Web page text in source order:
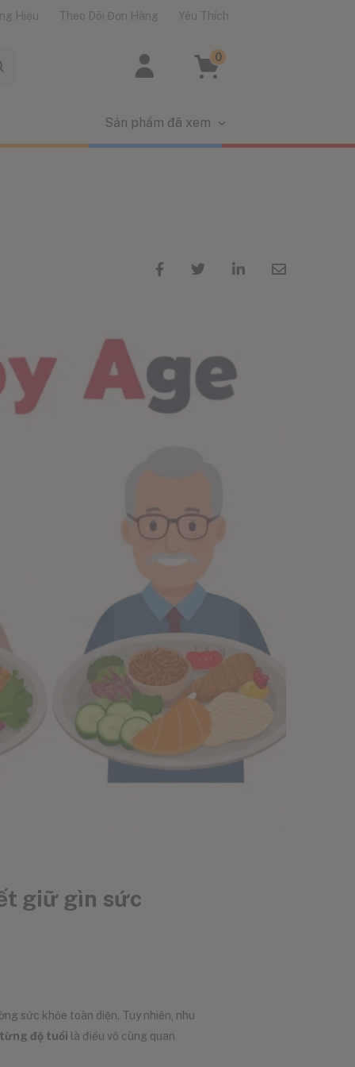
Hiệu Theo Dõi Đơn Hàng Yêu Thích
0
Sản phẩm đã xem
giữ gìn sức
sức khỏe toàn diện. Tuy nhiên, nhu
từng độ tuổi là điều vô cùng quan